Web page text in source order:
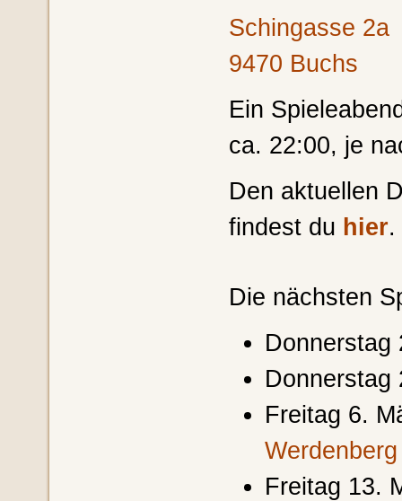
Schingasse 2a
9470 Buchs
Ein
ca. 22:00, je
Den aktuellen
findest du hier.
Die nächsten
Donnerstag
Donnerstag
Freitag 6.
Werdenberg
Freitag 13.